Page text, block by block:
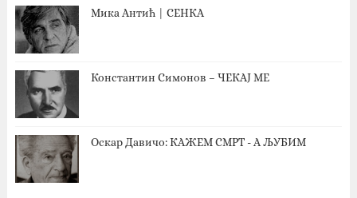
Мика Антић | СЕНКА
Константин Симонов – ЧЕКАЈ МЕ
Оскар Давичо‎: КАЖЕМ СМРТ - А ЉУБИМ